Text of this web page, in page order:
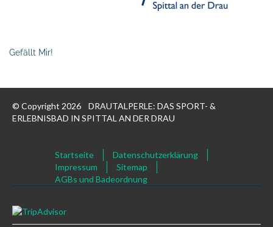
Gefällt Mir!
© Copyright 2026 DRAUTALPERLE: DAS SPORT- &
ERLEBNISBAD IN SPITTAL AN DER DRAU
Startseite
Datenschutzerklärung
Impressum
Sitemap
AGBs und Badeordnung